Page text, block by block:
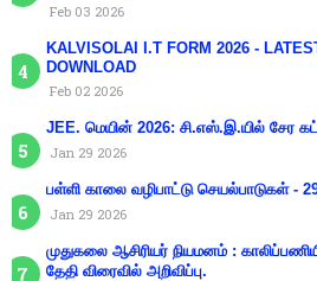
Feb 03 2026
KALVISOLAI I.T FORM 2026 -
DOWNLOAD
Feb 02 2026
JEE. மெயின் 2026: சி.எஸ்.இ.யில் சேர
Jan 29 2026
பள்ளி காலை வழிபாட்டு செயல்பாடுகள் -
Jan 29 2026
முதுகலை ஆசிரியர் நியமனம் :
தேதி விரைவில் அறிவிப்பு.